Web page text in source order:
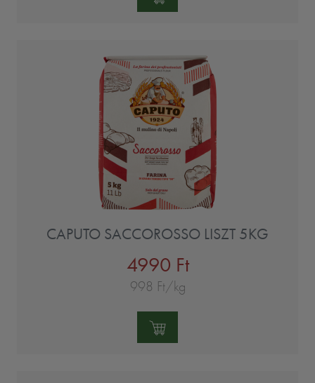
CAPUTO SACCOROSSO LISZT 5KG
4990 Ft
998 Ft/kg
Mennyiség: